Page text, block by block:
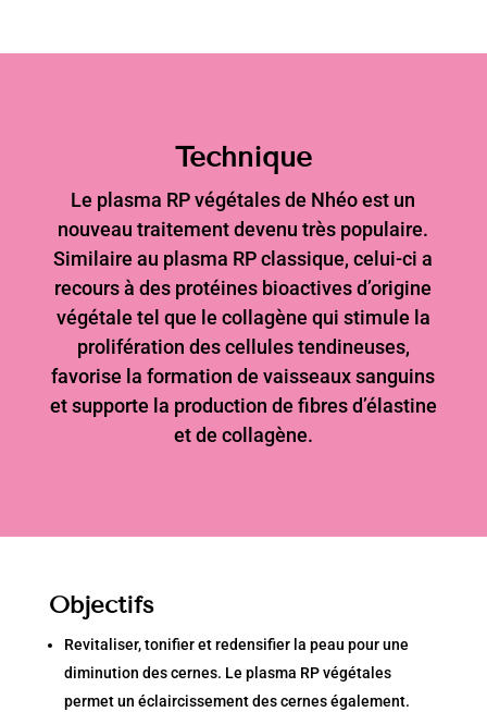
Technique
Le plasma RP végétales de Nhéo est un
nouveau traitement devenu très populaire.
Similaire au plasma RP classique, celui-ci a
recours à des protéines bioactives d’origine
végétale tel que le collagène qui stimule la
prolifération des cellules tendineuses,
favorise la formation de vaisseaux sanguins
et supporte la production de fibres d’élastine
et de collagène.
Objectifs
Revitaliser, tonifier et redensifier la peau pour une
diminution des cernes. Le plasma RP végétales
permet un éclaircissement des cernes également.